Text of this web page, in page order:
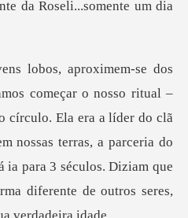
círculo. Ela era a líder do clã
nossas terras, a parceria do
ia